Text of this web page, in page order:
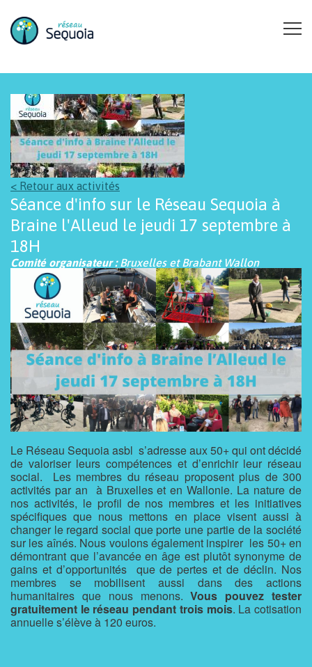
< Retour aux activités
Séance d'info sur le Réseau Sequoia à
Braine l'Alleud le jeudi 17 septembre à
18H
Comité organisateur :Bruxelles et Brabant Wallon
Le Réseau Sequoia asbl s’adresse aux 50+ qui ont décidé
de valoriser leurs compétences et d’enrichir leur réseau
social. Les membres du réseau proposent plus de 300
activités par an à Bruxelles et en Wallonie. La nature de
nos activités, le profil de nos membres et les initiatives
spécifiques que nous mettons en place visent aussi à
changer le regard social que porte une partie de la société
sur les aînés. Nous voulons également inspirer les 50+ en
démontrant que l’avancée en âge est plutôt synonyme de
gains et d’opportunités que de pertes et de déclin. Nos
membres se mobilisent aussi dans des actions
humanitaires que nous menons.Vous pouvez tester
gratuitement le réseau pendant trois mois. La cotisation
annuelle s’élève à 120 euros.